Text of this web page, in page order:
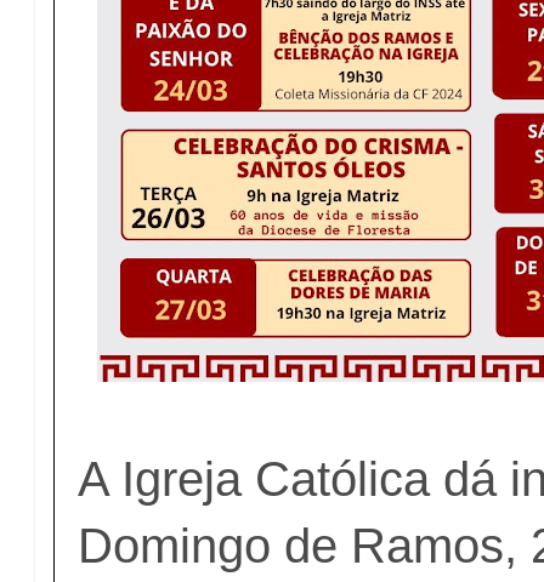
A Igreja Católica dá
Domingo de Ramos,